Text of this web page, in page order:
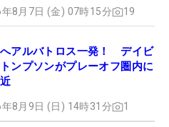
8月7日 (金) 07時15分 19
アルバトロス一発！ デイビ
ンプソンがプレーオフ圏内に
8月9日 (日) 14時31分 1